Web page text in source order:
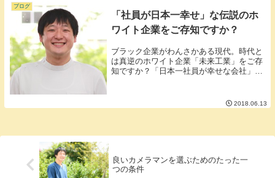
ブログ
「社員が日本一幸せ」な伝説のホ
ワイト企業をご存知ですか？
ブラック企業がわんさかある現代。時代と
は真逆のホワイト企業「未来工業」をご存
知ですか？「日本一社員が幸せな会社」と
その他に有給休暇最大40日・一日の労働時
間7時間...
2018.06.13
良いカメラマンを選ぶためのたった一
つの条件